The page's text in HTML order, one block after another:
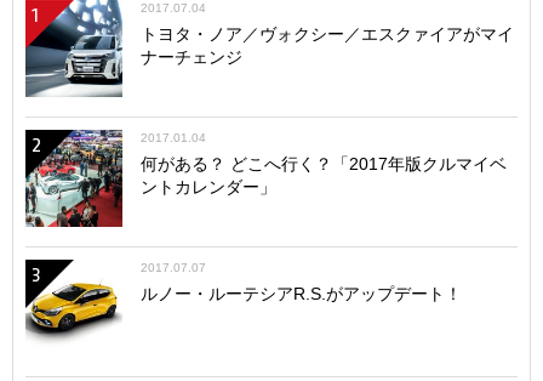
1 2017.07.04
トヨタ・ノア／ヴォクシー／エスクァイアがマイ
ナーチェンジ
2 2017.01.04
何がある？ どこへ行く？「2017年版クルマイベ
ントカレンダー」
3 2017.07.07
ルノー・ルーテシアR.S.がアップデート！